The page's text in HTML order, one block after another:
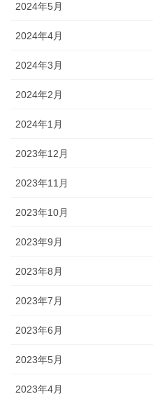
2024年5月
2024年4月
2024年3月
2024年2月
2024年1月
2023年12月
2023年11月
2023年10月
2023年9月
2023年8月
2023年7月
2023年6月
2023年5月
2023年4月